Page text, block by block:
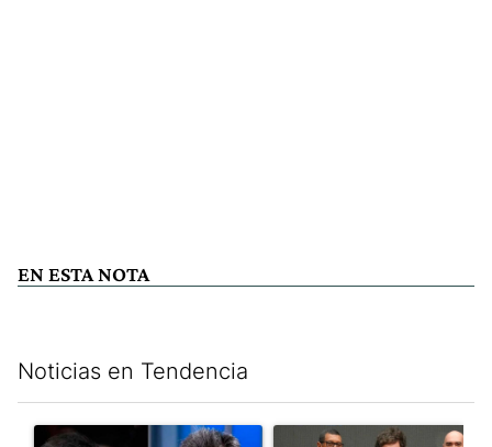
EN ESTA NOTA
Noticias en Tendencia
Un artículo de tendencia con el título "Los gobernadores
Un artículo de tendencia